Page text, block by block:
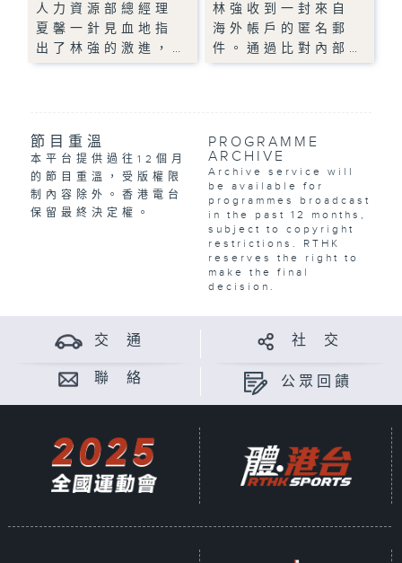
人力資源部總經理
夏馨一針見血地指
出了林強的激進，…
林強收到一封來自
海外帳戶的匿名郵
件。通過比對內部…
節目重溫
本平台提供過往12個月
的節目重溫，受版權限
制內容除外。香港電台
保留最終決定權。
PROGRAMME
ARCHIVE
Archive service will
be available for
programmes broadcast
in the past 12 months,
subject to copyright
restrictions. RTHK
reserves the right to
make the final
decision.
交 通 社 交
聯 絡 公眾回饋